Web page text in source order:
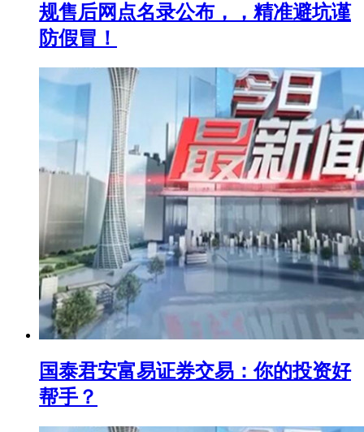
规售后网点名录公布，，精准避坑谨
防假冒！
国泰君安富易证券交易：你的投资好
帮手？